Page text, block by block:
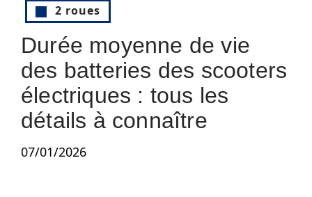
2 roues
Durée moyenne de vie
des batteries des scooters
électriques : tous les
détails à connaître
07/01/2026